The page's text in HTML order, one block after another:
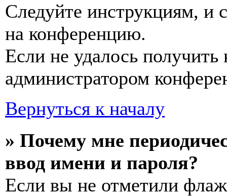
Следуйте инструкциям, и
на конференцию.
Если не удалось
администратором
Вернуться к началу
» Почему мне
ввод имени и пароля?
Если вы не отметили